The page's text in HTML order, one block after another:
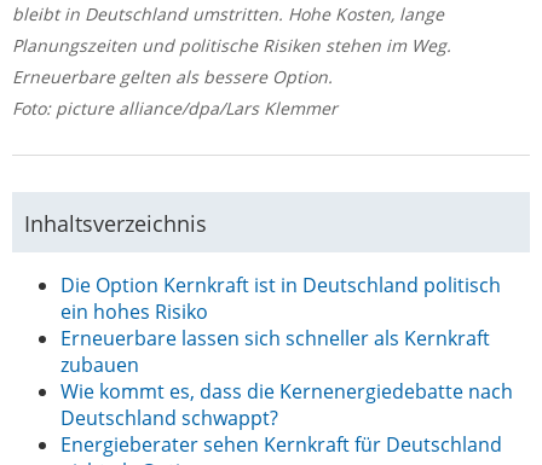
bleibt in Deutschland umstritten. Hohe Kosten, lange
Planungszeiten und politische Risiken stehen im Weg.
Erneuerbare gelten als bessere Option.
Foto: picture alliance/dpa/Lars Klemmer
Inhaltsverzeichnis
Die Option Kernkraft ist in Deutschland politisch
ein hohes Risiko
Erneuerbare lassen sich schneller als Kernkraft
zubauen
Wie kommt es, dass die Kernenergiedebatte nach
Deutschland schwappt?
Energieberater sehen Kernkraft für Deutschland